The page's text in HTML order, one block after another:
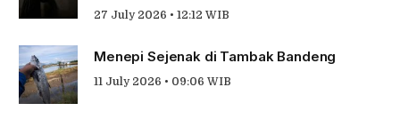
27 July 2026 • 12:12 WIB
Menepi Sejenak di Tambak Bandeng
11 July 2026 • 09:06 WIB